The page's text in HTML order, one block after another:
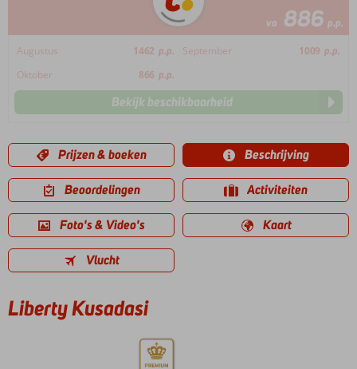
va 886 p.p.
Augustus 1462 p.p. September 1009 p.p.
Oktober
866 p.p.
Bekijk beschikbaarheid
Prijzen & boeken Beschrijving
Beoordelingen Activiteiten
Foto's & Video's Kaart
Vlucht
Liberty Kusadasi